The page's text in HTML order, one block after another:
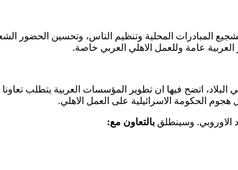
المبادرات المحلية وتنظيم الناس، وتحسين الحضور
عامة وللعمل الاهلي العربي خاصة.
اتضح فيها ان تطوير المؤسسات العربية يتطلب تعاونا
الحكومة الاسرائيلية على العمل الاهلي.
الاوروبي. وسينطلق بالتعاون مع: